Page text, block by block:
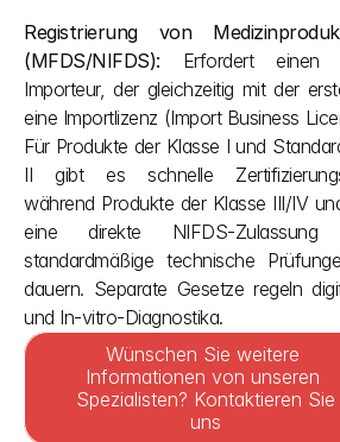
Registrierung von
(MFDS/NIFDS): Erfordert einen
Importeur, der gleichzeitig mit der
eine Importlizenz (Import Business
Für Produkte der Klasse I und
II gibt es schnelle
während Produkte der Klasse III/IV
eine direkte NIFDS-
standardmäßige technische
dauern. Separate Gesetze regeln
und In-vitro-Diagnostika.
Wünschen Sie weitere
Informationen von unseren
Spezialisten? Kontaktieren Sie
uns